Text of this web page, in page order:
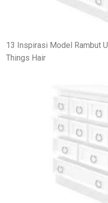
13 Inspirasi Model Rambut
Things Hair